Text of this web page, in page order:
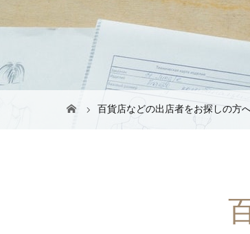
百貨店などの出店者をお探しの方